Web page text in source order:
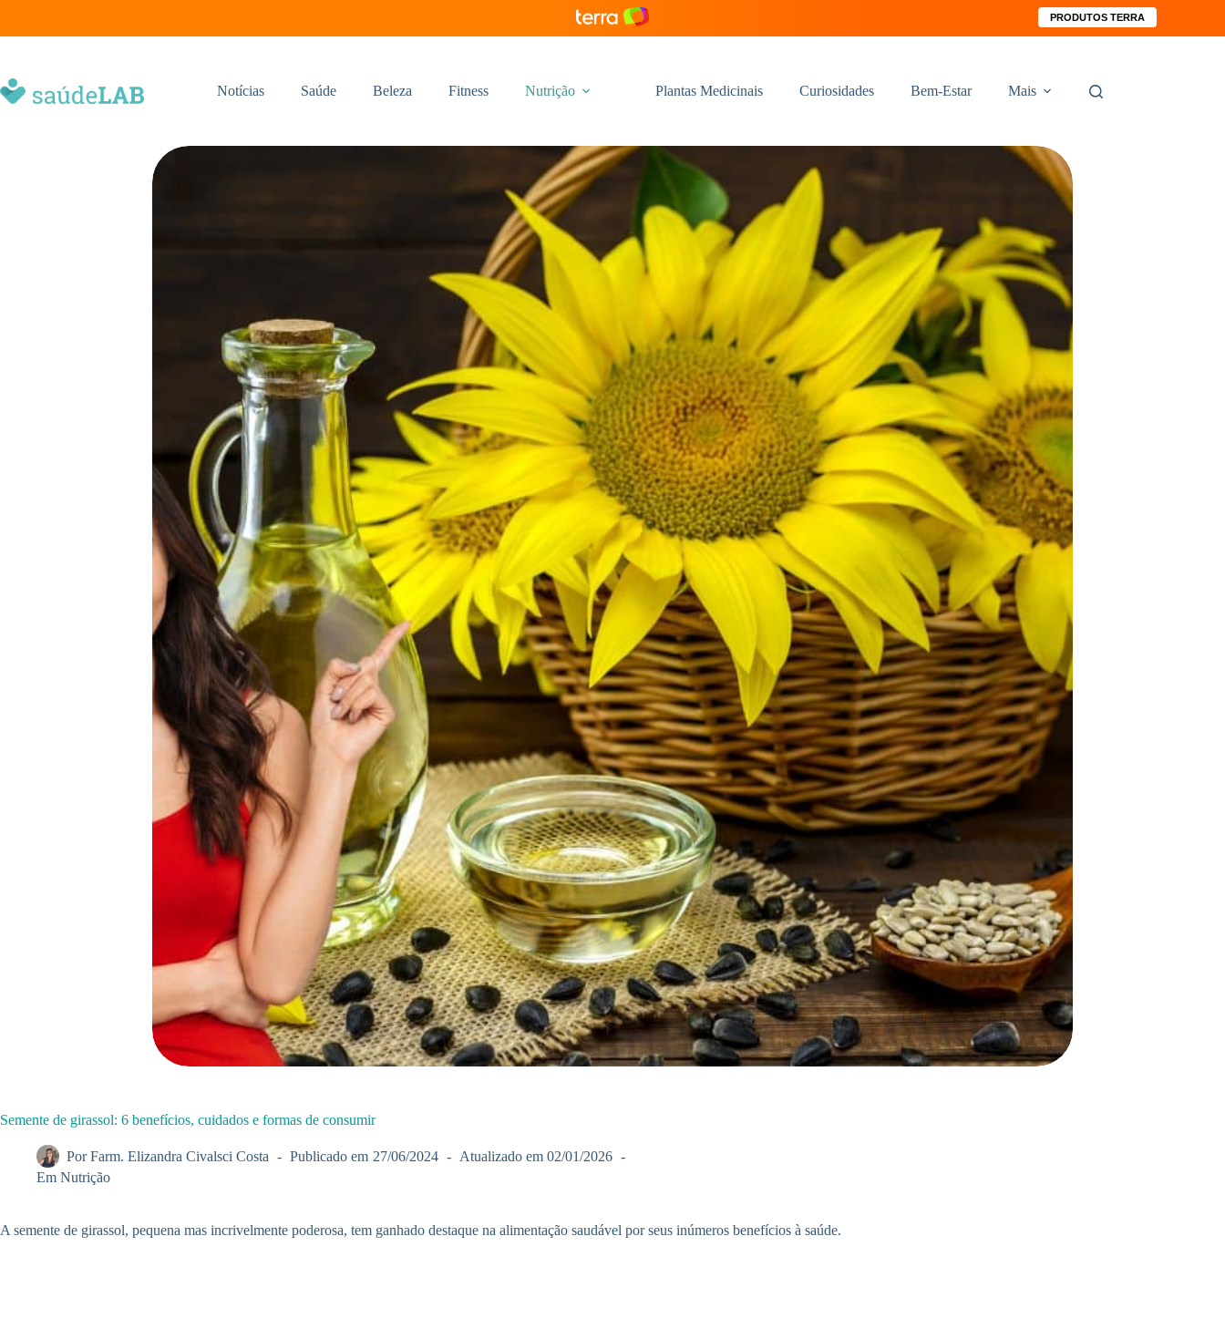
PRODUTOS TERRA
Notícias Saúde Beleza Fitness Nutrição Plantas Medicinais Curiosidades Bem-Estar Mais
Semente de girassol: 6 benefícios, cuidados e formas de consumir
Por Farm. Elizandra Civalsci Costa Publicado em 27/06/2024 Atualizado em 02/01/2026
Em Nutrição
A semente de girassol, pequena mas incrivelmente poderosa, tem ganhado destaque na alimentação saudável por seus inúmeros benefícios à saúde.